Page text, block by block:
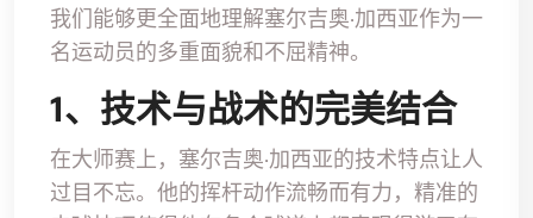
我们能够更全面地理解塞尔吉奥·加西亚作为一
名运动员的多重面貌和不屈精神。
1、技术与战术的完美结合
在大师赛上，塞尔吉奥·加西亚的技术特点让人
过目不忘。他的挥杆动作流畅而有力，精准的